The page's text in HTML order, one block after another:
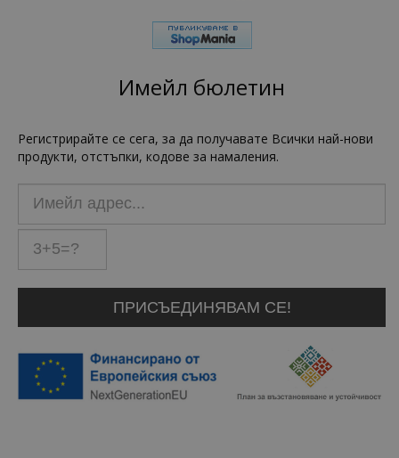
Имейл бюлетин
Регистрирайте се сега, за да получавате Всички най-нови
продукти, отстъпки, кодове за намаления.